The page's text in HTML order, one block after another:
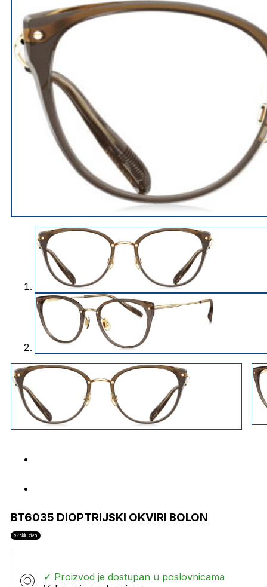
BT6035 DIOPTRIJSKI OKVIRI BOLON
ekskluziva
✓ Proizvod je dostupan u poslovnicama